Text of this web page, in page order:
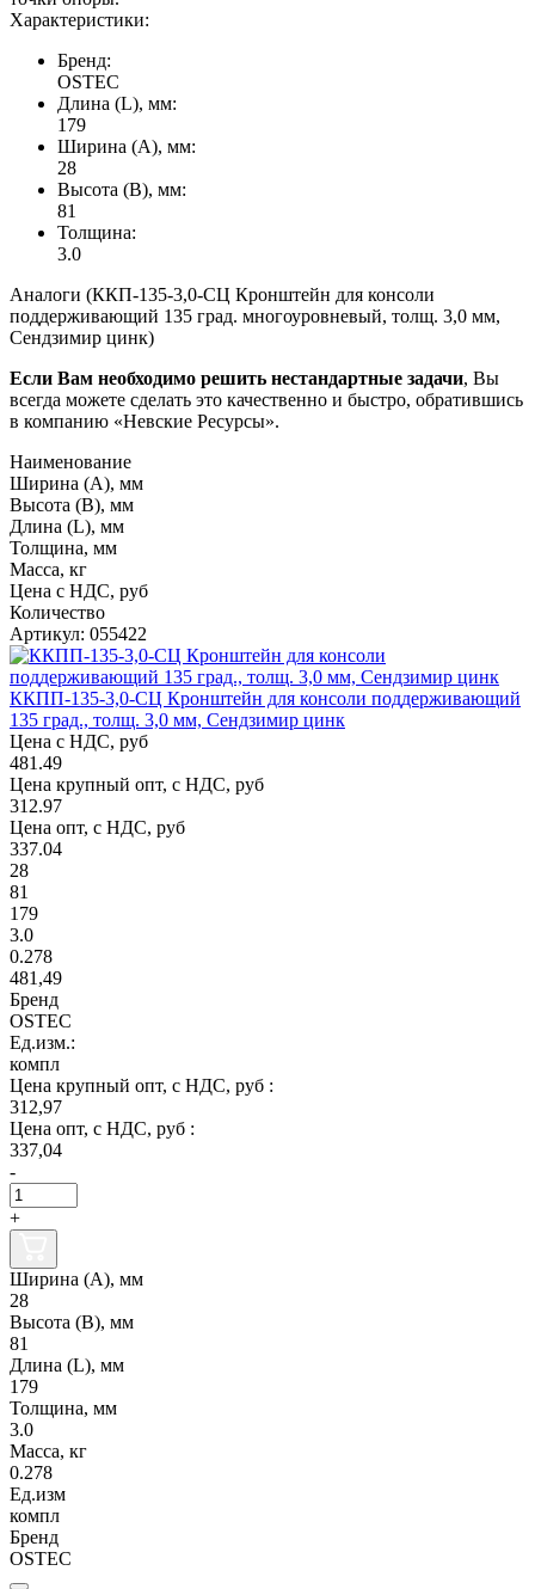
Характеристики:
Бренд:
OSTEC
Длина (L), мм:
179
Ширина (А), мм:
28
Высота (В), мм:
81
Толщина:
3.0
Аналоги (ККП-135-3,0-СЦ Кронштейн для консоли
поддерживающий 135 град. многоуровневый, толщ. 3,0 мм,
Сендзимир цинк)
Если Вам необходимо решить нестандартные задачи, Вы
всегда можете сделать это качественно и быстро, обратившись
в компанию «Невские Ресурсы».
Наименование
Ширина (А), мм
Высота (В), мм
Длина (L), мм
Толщина, мм
Масса, кг
Цена с НДС, руб
Количество
Артикул: 055422
ККПП-135-3,0-СЦ Кронштейн для консоли поддерживающий
135 град., толщ. 3,0 мм, Сендзимир цинк
Цена с НДС, руб
481.49
Цена крупный опт, с НДС, руб
312.97
Цена опт, с НДС, руб
337.04
28
81
179
3.0
0.278
481,49
Бренд
OSTEC
Ед.изм.:
компл
Цена крупный опт, с НДС, руб :
312,97
Цена опт, с НДС, руб :
337,04
-
+
Ширина (А), мм
28
Высота (В), мм
81
Длина (L), мм
179
Толщина, мм
3.0
Масса, кг
0.278
Ед.изм
компл
Бренд
OSTEC